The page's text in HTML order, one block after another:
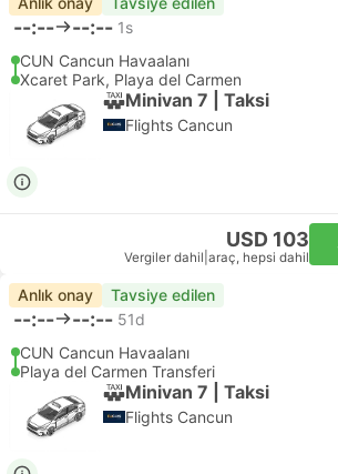
--:-- --:-- 1s
CUN Cancun Havaalanı
Xcaret Park, Playa del Carmen
Minivan 7 | Taksi
Flights Cancun
USD 103
Vergiler dahil araç, hepsi dahil
Anlık onay Tavsiye edilen
--:-- --:-- 51d
CUN Cancun Havaalanı
Playa del Carmen Transferi
Minivan 7 | Taksi
Flights Cancun